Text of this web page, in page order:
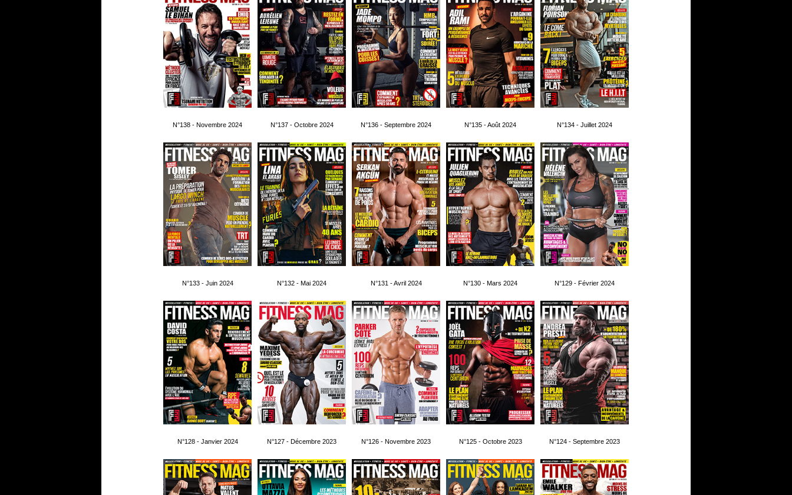
N°138 - Novembre 2024 N°137 - Octobre 2024 N°136 - Septembre 2024 N°135 - Août 2024 N°134 - Juillet 2024
N°133 - Juin 2024 N°132 - Mai 2024 N°131 - Avril 2024 N°130 - Mars 2024 N°129 - Février 2024
N°128 - Janvier 2024 N°127 - Décembre 2023 N°126 - Novembre 2023 N°125 - Octobre 2023 N°124 - Septembre 2023